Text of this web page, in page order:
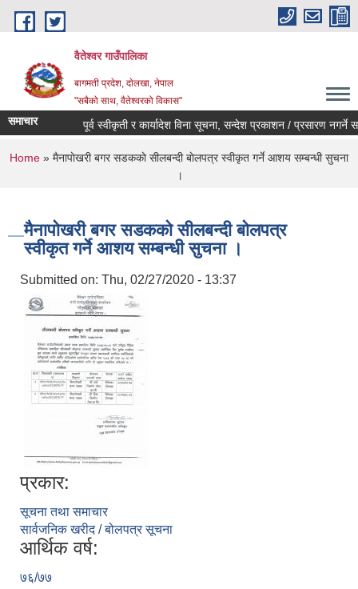
Skip to main content
वैतेश्वर गाउँपालिका
बागमती प्रदेश, दाेलखा, नेपाल
"सबैको साथ, वैतेश्वरको विकास"
समाचार पूर्व स्वीकृती र कार्यादेश विना सूचना, सन्देश प्रकाशन / प्रसारण नगर्ने
You are here
Home » मैनापाेखरी बगर सडककाे सीलबन्दी बाेलपत्र स्वीकृत गर्ने आशय सम्बन्धी सुचना
।
मैनापाेखरी बगर सडककाे सीलबन्दी बाेलपत्र
स्वीकृत गर्ने आशय सम्बन्धी सुचना ।
Submitted on: Thu, 02/27/2020 - 13:37
प्रकार:
सूचना तथा समाचार
सार्वजनिक खरीद / बोलपत्र सूचना
आर्थिक वर्ष:
७६/७७